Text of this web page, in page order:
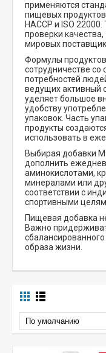
применяются
пищевых
HACCP и ISO
проверки
мировых
Формулы
сотрудничестве со
потребностей
ведущих активный
уделяет большое
удобству
упаковок. Часть
продукты
использовать в
Выбирая добавки
дополнить
аминокислотами,
минералами или
соответствии с
спортивными
Пищевая добавка
Важно
образа жизни.